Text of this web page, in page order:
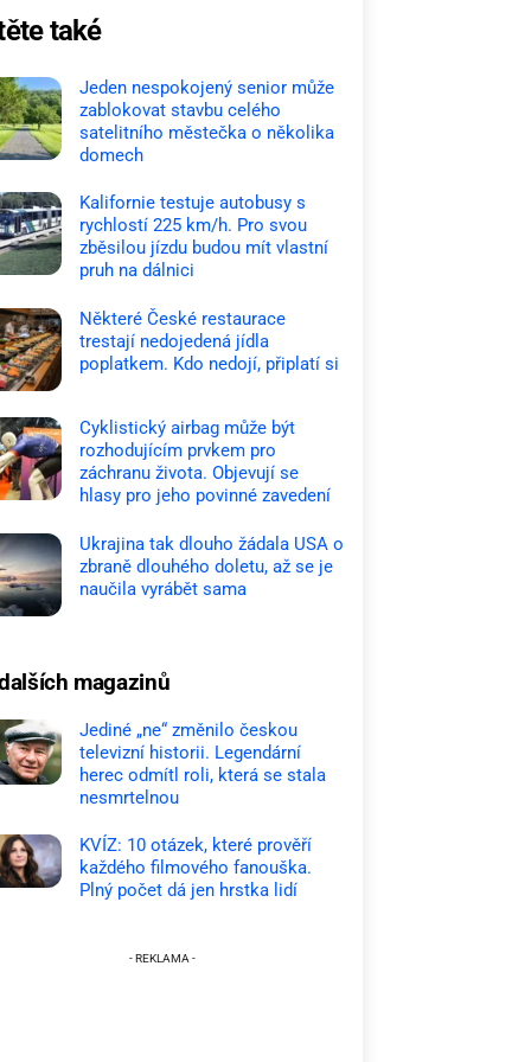
také
Jeden nespokojený senior může
zablokovat stavbu celého
satelitního městečka o několika
domech
Kalifornie testuje autobusy s
rychlostí 225 km/h. Pro svou
zběsilou jízdu budou mít vlastní
pruh na dálnici
Některé České restaurace
trestají nedojedená jídla
poplatkem. Kdo nedojí, připlatí si
Cyklistický airbag může být
rozhodujícím prvkem pro
záchranu života. Objevují se
hlasy pro jeho povinné zavedení
Ukrajina tak dlouho žádala USA o
zbraně dlouhého doletu, až se je
naučila vyrábět sama
magazinů
Jediné „ne“ změnilo českou
televizní historii. Legendární
herec odmítl roli, která se stala
nesmrtelnou
KVÍZ: 10 otázek, které prověří
každého filmového fanouška.
Plný počet dá jen hrstka lidí